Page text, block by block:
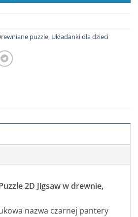
puzzle, Układanki dla dzieci
2D Jigsaw w drewnie,
nazwa czarnej pantery